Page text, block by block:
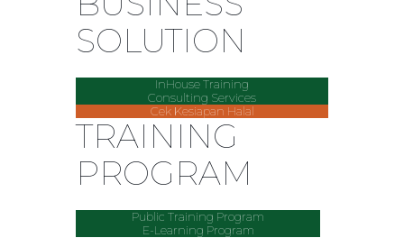
SOLUTION
InHouse Training
Consulting Services
Cek Kesiapan Halal
TRAINING
PROGRAM
Public Training Program
E-Learning Program